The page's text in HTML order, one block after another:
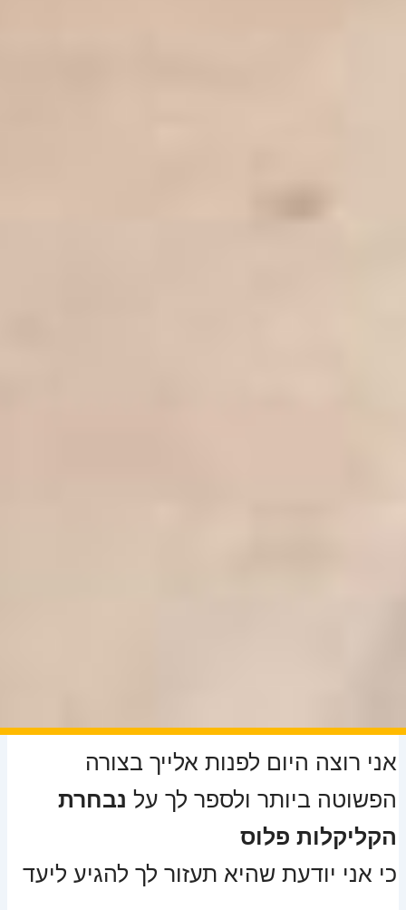
אני רוצה היום לפנות אלייך בצורה
הפשוטה ביותר ולספר לך על נבחרת
הקליקלות פלוס
כי אני יודעת שהיא תעזור לך להגיע ליעד